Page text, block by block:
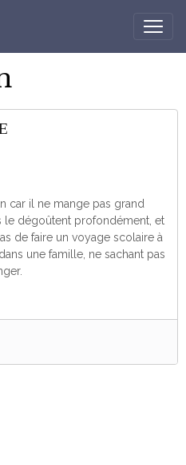
car il ne mange pas grand
le dégoûtent profondément, et
de faire un voyage scolaire à
une famille, ne sachant pas